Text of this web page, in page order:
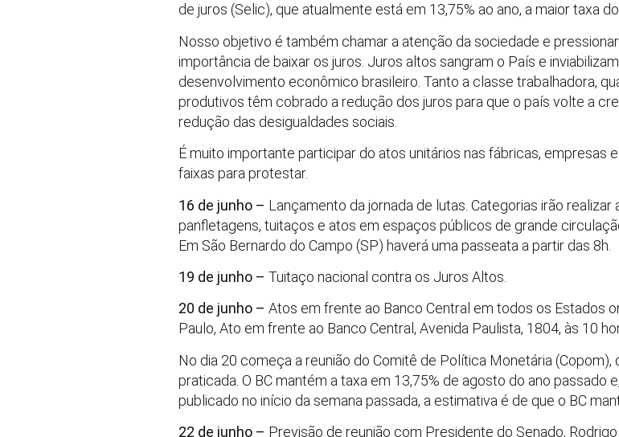
de juros (Selic), que atualmente está em 13,75% ao ano, a maior taxa
Nosso objetivo é também chamar a atenção da sociedade e
importância de baixar os juros. Juros altos sangram o País e
desenvolvimento econômico brasileiro. Tanto a classe trabalhadora,
produtivos têm cobrado a redução dos juros para que o país volte a
redução das desigualdades sociais.
É muito importante participar do atos unitários nas fábricas, empresas
faixas para protestar.
16 de junho – Lançamento da jornada de lutas. Categorias irão
panfletagens, tuitaços e atos em espaços públicos de grande
Em São Bernardo do Campo (SP) haverá uma passeata a partir das 8h.
19 de junho – Tuitaço nacional contra os Juros Altos.
20 de junho – Atos em frente ao Banco Central em todos os Estados
Paulo, Ato em frente ao Banco Central, Avenida Paulista, 1804, às 10
No dia 20 começa a reunião do Comitê de Política Monetária (Copom),
praticada. O BC mantém a taxa em 13,75% de agosto do ano passado
publicado no início da semana passada, a estimativa é de que o BC
22 de junho – Previsão de reunião com Presidente do Senado,